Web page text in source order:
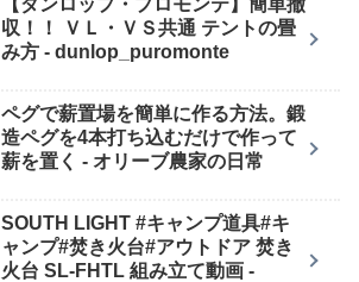
収！！ ＶＬ・ＶＳ共通 テントの畳
み方 - dunlop_puromonte
ペグで薪置場を簡単に作る方法。鍛
造ペグを4本打ち込むだけで作って
薪を置く - オリーブ農家の日常
SOUTH LIGHT #キャンプ道具#キ
ャンプ#焚き火台#アウトドア 焚き
火台 SL-FHTL 組み立て動画 -